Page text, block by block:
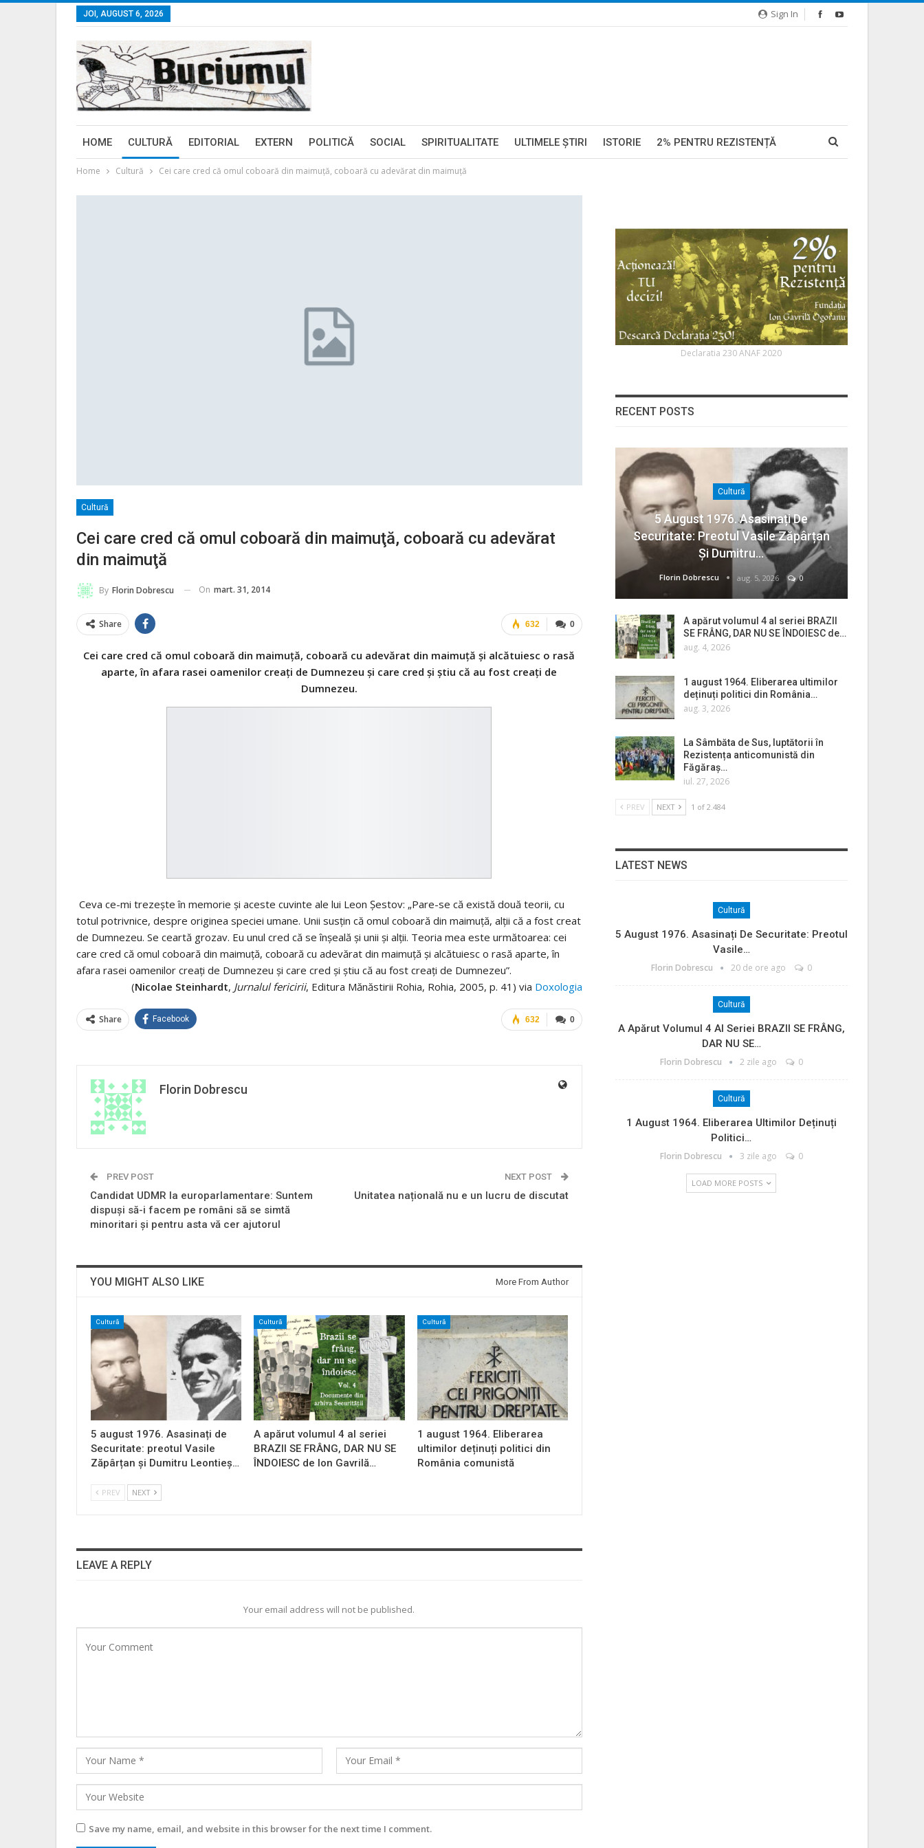
Sign In
JOI, AUGUST 6, 2026
HOME CULTURĂ EDITORIAL EXTERN POLITICĂ SOCIAL SPIRITUALITATE ULTIMELE ŞTIRI ISTORIE 2% PENTRU REZISTENȚĂ
Home Cultură Cei care cred că omul coboară din maimuţă, coboară cu adevărat din maimuţă
Cultură
Cei care cred că omul coboară din maimuţă, coboară cu adevărat
din maimuţă
By Florin Dobrescu On mart. 31, 2014
0
632
Share
Cei care cred că omul coboară din maimuţă, coboară cu adevărat din maimuţă şi alcătuiesc o rasă
aparte, în afara rasei oamenilor creaţi de Dumnezeu şi care cred şi ştiu că au fost creaţi de
Dumnezeu.
Ceva ce-mi trezeşte în memorie şi aceste cuvinte ale lui Leon Şestov: „Pare-se că există două teorii, cu
totul potrivnice, despre originea speciei umane. Unii susţin că omul coboară din maimuţă, alţii că a fost creat
de Dumnezeu. Se ceartă grozav. Eu unul cred că se înşeală şi unii şi alţii. Teoria mea este următoarea: cei
care cred că omul coboară din maimuţă, coboară cu adevărat din maimuţă şi alcătuiesc o rasă aparte, în
afara rasei oamenilor creaţi de Dumnezeu şi care cred şi ştiu că au fost creaţi de Dumnezeu”.
(Nicolae Steinhardt, Jurnalul fericirii, Editura Mănăstirii Rohia, Rohia, 2005, p. 41) via Doxologia
0
632
Share Facebook
Florin Dobrescu
PREV POST
Candidat UDMR la europarlamentare: Suntem
dispuşi să-i facem pe români să se simtă
minoritari şi pentru asta vă cer ajutorul
NEXT POST
Unitatea națională nu e un lucru de discutat
YOU MIGHT ALSO LIKE More From Author
Cultură
5 august 1976. Asasinați de
Securitate: preotul Vasile
Zăpârțan și Dumitru Leontieș…
Cultură
A apărut volumul 4 al seriei
BRAZII SE FRÂNG, DAR NU SE
ÎNDOIESC de Ion Gavrilă…
Cultură
1 august 1964. Eliberarea
ultimilor deținuți politici din
România comunistă
PREV NEXT
LEAVE A REPLY
Your email address will not be published.
Save my name, email, and website in this browser for the next time I comment.
Declaratia 230 ANAF 2020
RECENT POSTS
Cultură
5 August 1976. Asasinați De
Securitate: Preotul Vasile Zăpârțan
Și Dumitru…
Florin Dobrescu aug. 5, 2026 0
A apărut volumul 4 al seriei BRAZII
SE FRÂNG, DAR NU SE ÎNDOIESC de…
aug. 4, 2026
1 august 1964. Eliberarea ultimilor
deținuți politici din România…
aug. 3, 2026
La Sâmbăta de Sus, luptătorii în
Rezistența anticomunistă din
Făgăraș…
iul. 27, 2026
PREV NEXT 1 of 2.484
LATEST NEWS
Cultură
5 August 1976. Asasinați De Securitate: Preotul
Vasile…
Florin Dobrescu 20 de ore ago 0
Cultură
A Apărut Volumul 4 Al Seriei BRAZII SE FRÂNG,
DAR NU SE…
Florin Dobrescu 2 zile ago 0
Cultură
1 August 1964. Eliberarea Ultimilor Deținuți
Politici…
Florin Dobrescu 3 zile ago 0
LOAD MORE POSTS